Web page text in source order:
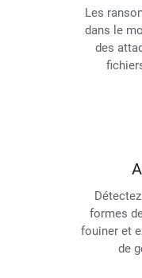
Les
dans le
des
formes
fouiner et
de